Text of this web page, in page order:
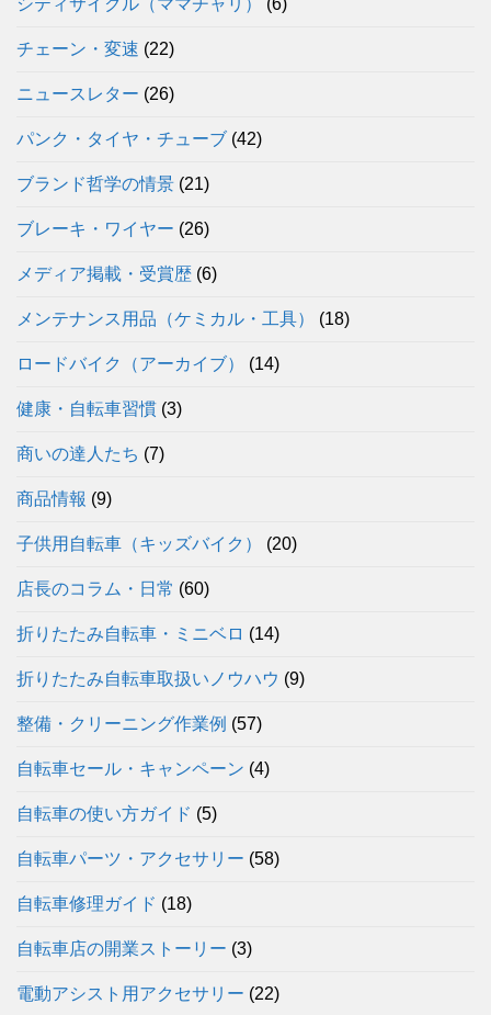
シティサイクル（ママチャリ） (6)
チェーン・変速 (22)
ニュースレター (26)
パンク・タイヤ・チューブ (42)
ブランド哲学の情景 (21)
ブレーキ・ワイヤー (26)
メディア掲載・受賞歴 (6)
メンテナンス用品（ケミカル・工具） (18)
ロードバイク（アーカイブ） (14)
健康・自転車習慣 (3)
商いの達人たち (7)
商品情報 (9)
子供用自転車（キッズバイク） (20)
店長のコラム・日常 (60)
折りたたみ自転車・ミニベロ (14)
折りたたみ自転車取扱いノウハウ (9)
整備・クリーニング作業例 (57)
自転車セール・キャンペーン (4)
自転車の使い方ガイド (5)
自転車パーツ・アクセサリー (58)
自転車修理ガイド (18)
自転車店の開業ストーリー (3)
電動アシスト用アクセサリー (22)